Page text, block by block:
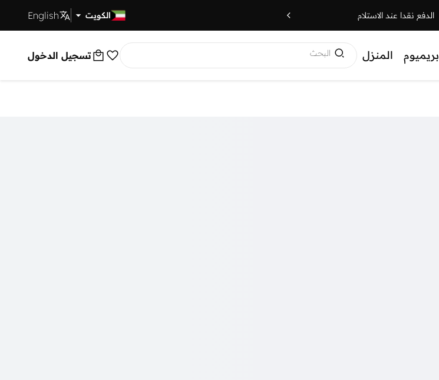
الدفع نقدا عند الاستلام الكويت English
بريميوم المنزل البحث تسجيل الدخول